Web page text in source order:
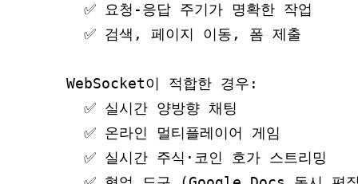
  ✅ 요청-응답 주기가 명확한 작업
  ✅ 검색, 페이지 이동, 폼 제출
WebSocket이 적합한 경우:
  ✅ 실시간 양방향 채팅
  ✅ 온라인 멀티플레이어 게임
  ✅ 실시간 주식·코인 호가 스트리밍